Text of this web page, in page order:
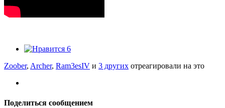
6
Zoober, Archer, Ram3esIV и 3 других отреагировали на это
Поделиться сообщением